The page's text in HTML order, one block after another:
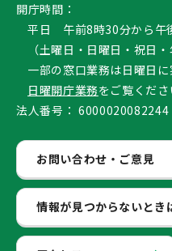
開庁時間：
平日 午前8時30分から午
（土曜日・日曜日・祝日
一部の窓口業務は日曜日に
日曜開庁業務をご覧くださ
法人番号： 6000020082244
お問い合わせ・ご意見
情報が見つからないとき